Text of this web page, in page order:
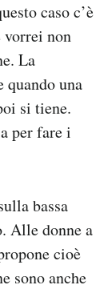
caso c’è
vorrei non
La
quando una
si tiene.
per fare i
bassa
Alle donne a
cioè
sono anche